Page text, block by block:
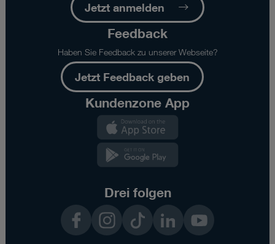
Jetzt anmelden
Feedback
Haben Sie Feedback zu unserer Webseite?
Jetzt Feedback geben
Kundenzone App
Drei folgen
InstagramTikTok LinkedIn YouTube